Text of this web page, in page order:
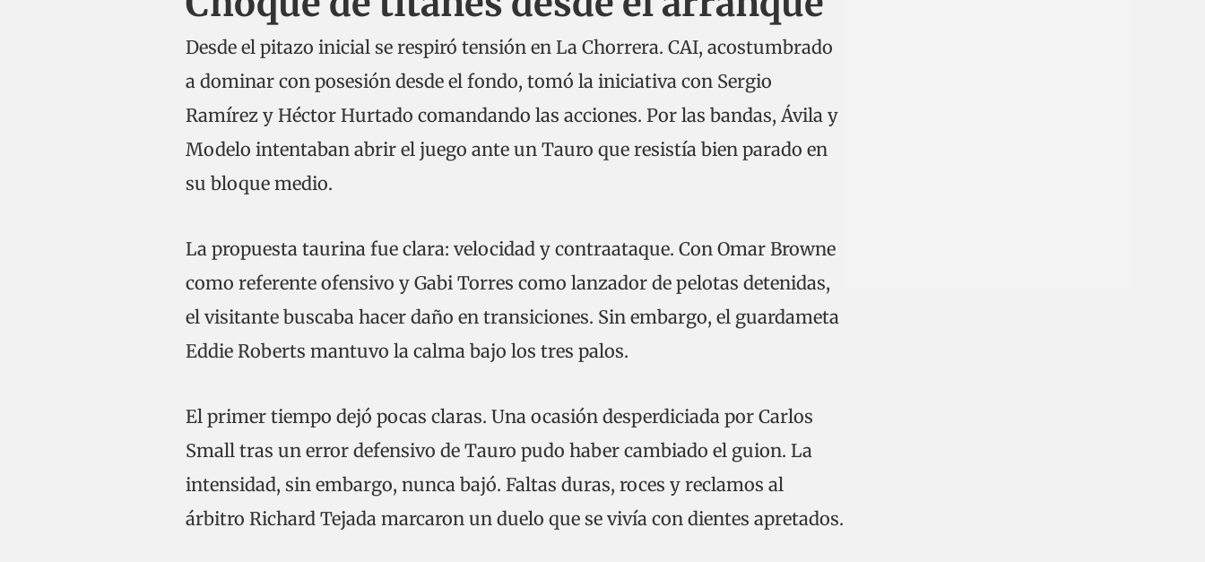
Desde el pitazo inicial se respiró tensión en La Chorrera. CAI, acostumbrado
a dominar con posesión desde el fondo, tomó la iniciativa con Sergio
Ramírez y Héctor Hurtado comandando las acciones. Por las bandas, Ávila y
Modelo intentaban abrir el juego ante un Tauro que resistía bien parado en
su bloque medio.
La propuesta taurina fue clara: velocidad y contraataque. Con Omar Browne
como referente ofensivo y Gabi Torres como lanzador de pelotas detenidas,
el visitante buscaba hacer daño en transiciones. Sin embargo, el guardameta
Eddie Roberts mantuvo la calma bajo los tres palos.
El primer tiempo dejó pocas claras. Una ocasión desperdiciada por Carlos
Small tras un error defensivo de Tauro pudo haber cambiado el guion. La
intensidad, sin embargo, nunca bajó. Faltas duras, roces y reclamos al
árbitro Richard Tejada marcaron un duelo que se vivía con dientes apretados.